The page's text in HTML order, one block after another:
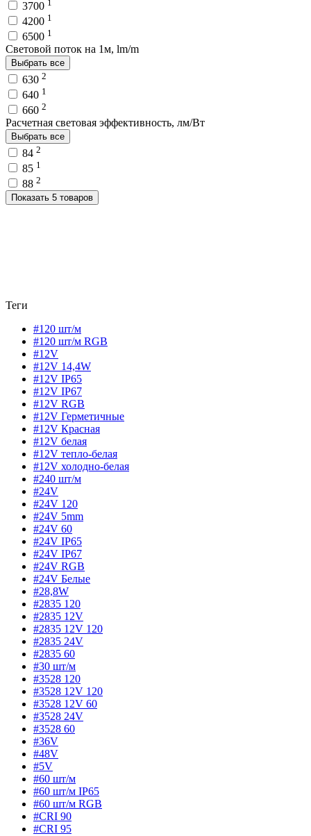
3700 1
4200 1
6500 1
Световой поток на 1м, lm/m
Выбрать все
630 2
640 1
660 2
Расчетная световая эффективность, лм/Вт
Выбрать все
84 2
85 1
88 2
Показать 5 товаров
Теги
#120 шт/м
#120 шт/м RGB
#12V
#12V 14,4W
#12V IP65
#12V IP67
#12V RGB
#12V Герметичные
#12V Красная
#12V белая
#12V тепло-белая
#12V холодно-белая
#240 шт/м
#24V
#24V 120
#24V 5mm
#24V 60
#24V IP65
#24V IP67
#24V RGB
#24V Белые
#28,8W
#2835 120
#2835 12V
#2835 12V 120
#2835 24V
#2835 60
#30 шт/м
#3528 120
#3528 12V 120
#3528 12V 60
#3528 24V
#3528 60
#36V
#48V
#5V
#60 шт/м
#60 шт/м IP65
#60 шт/м RGB
#CRI 90
#CRI 95